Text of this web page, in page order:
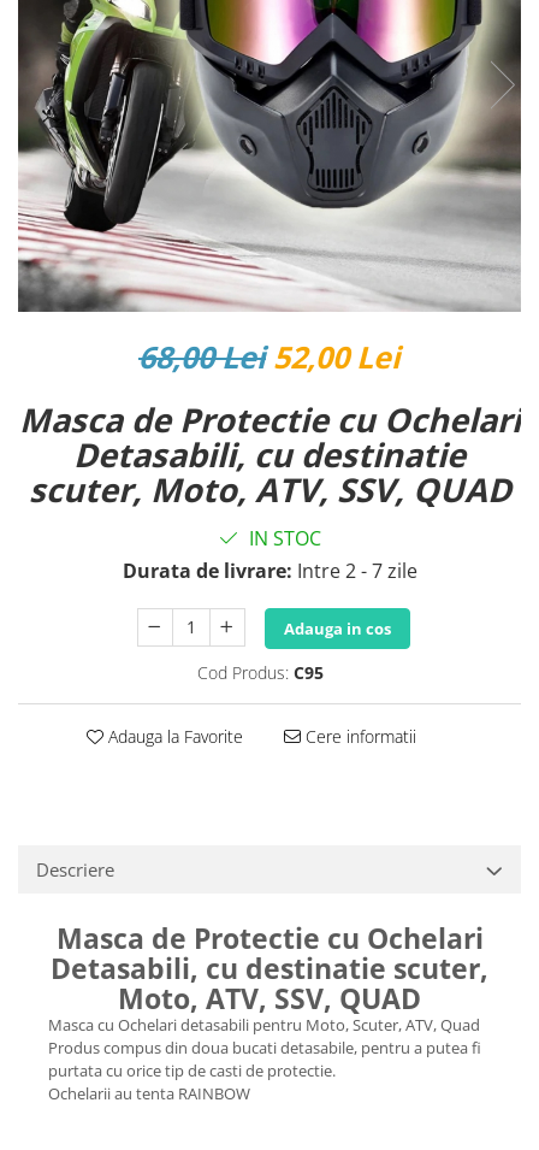
Reparatii si Renovare
68,00 Lei 52,00 Lei
Masca de Protectie cu Ochelari
Detasabili, cu destinatie
scuter, Moto, ATV, SSV, QUAD
IN STOC
Durata de livrare: Intre 2 - 7 zile
Adauga in cos
Cod Produs: C95
Adauga la Favorite Cere informatii
Descriere
Masca de Protectie cu Ochelari
Detasabili, cu destinatie scuter,
Moto, ATV, SSV, QUAD
Masca cu Ochelari detasabili pentru Moto, Scuter, ATV, Quad
Produs compus din doua bucati detasabile, pentru a putea fi
purtata cu orice tip de casti de protectie.
Ochelarii au tenta RAINBOW